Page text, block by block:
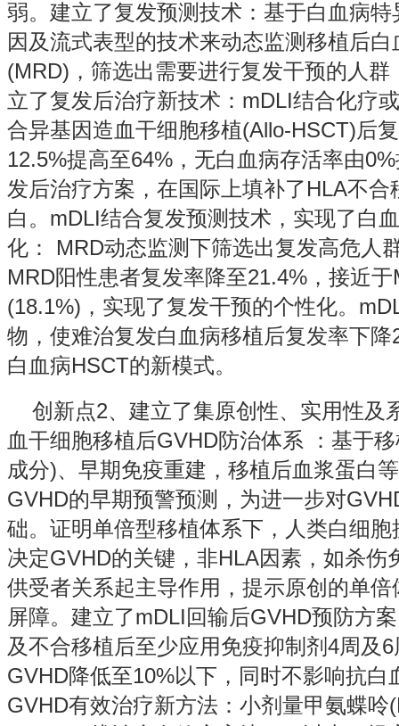
弱。建立了复发预测技术：基于白血病
因及流式表型的技术来动态监测移植后
(MRD)，筛选出需要进行复发干预的人
立了复发后治疗新技术：mDLI结合化疗
合异基因造血干细胞移植(Allo-HSCT)后
12.5%提高至64%，无白血病存活率由
发后治疗方案，在国际上填补了HLA不
白。mDLI结合复发预测技术，实现了白
化： MRD动态监测下筛选出复发高危人
MRD阳性患者复发率降至21.4%，接近
(18.1%)，实现了复发干预的个性化。
物，使难治复发白血病移植后复发率下
白血病HSCT的新模式。
创新点2、建立了集原创性、实用性及
血干细胞移植后GVHD防治体系 ：基于
成分)、早期免疫重建，移植后血浆蛋白
GVHD的早期预警预测，为进一步对
础。证明单倍型移植体系下，人类白细
决定GVHD的关键，非HLA因素，如杀伤
供受者关系起主导作用，提示原创的单
屏障。建立了mDLI回输后GVHD预防方
及不合移植后至少应用免疫抑制剂4周及
GVHD降低至10%以下，同时不影响抗白
GVHD有效治疗新方法：小剂量甲氨蝶呤